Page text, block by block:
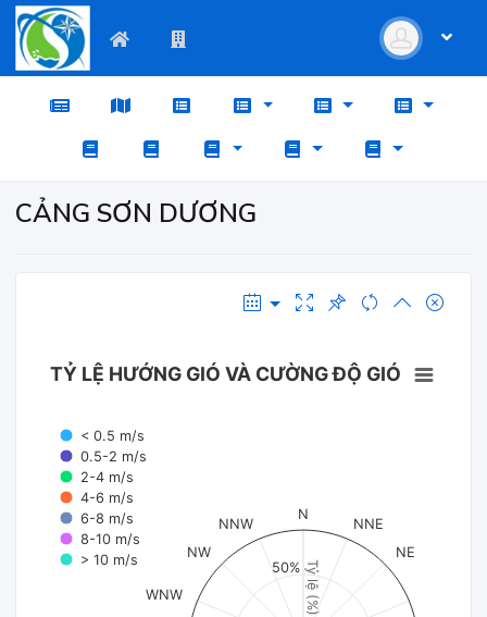
CẢNG SƠN DƯƠNG
Tỷ lệ (%)
TỶ LỆ HƯỚNG GIÓ VÀ CƯỜNG ĐỘ GIÓ
< 0.5 m/s
0.5-2 m/s
2-4 m/s
4-6 m/s
6-8 m/s
8-10 m/s
> 10 m/s
N
NNE
NE
WNW
NW
NNW
50%